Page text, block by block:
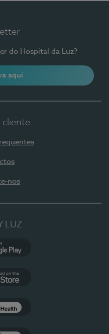
do Hospital da Luz?
aqui
cliente
nos
LUZ